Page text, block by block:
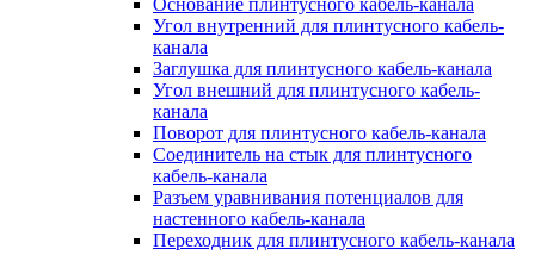
Основание плинтусного кабель-канала
Угол внутренний для плинтусного кабель-
канала
Заглушка для плинтусного кабель-канала
Угол внешний для плинтусного кабель-
канала
Поворот для плинтусного кабель-канала
Соединитель на стык для плинтусного
кабель-канала
Разъем уравнивания потенциалов для
настенного кабель-канала
Переходник для плинтусного кабель-канала